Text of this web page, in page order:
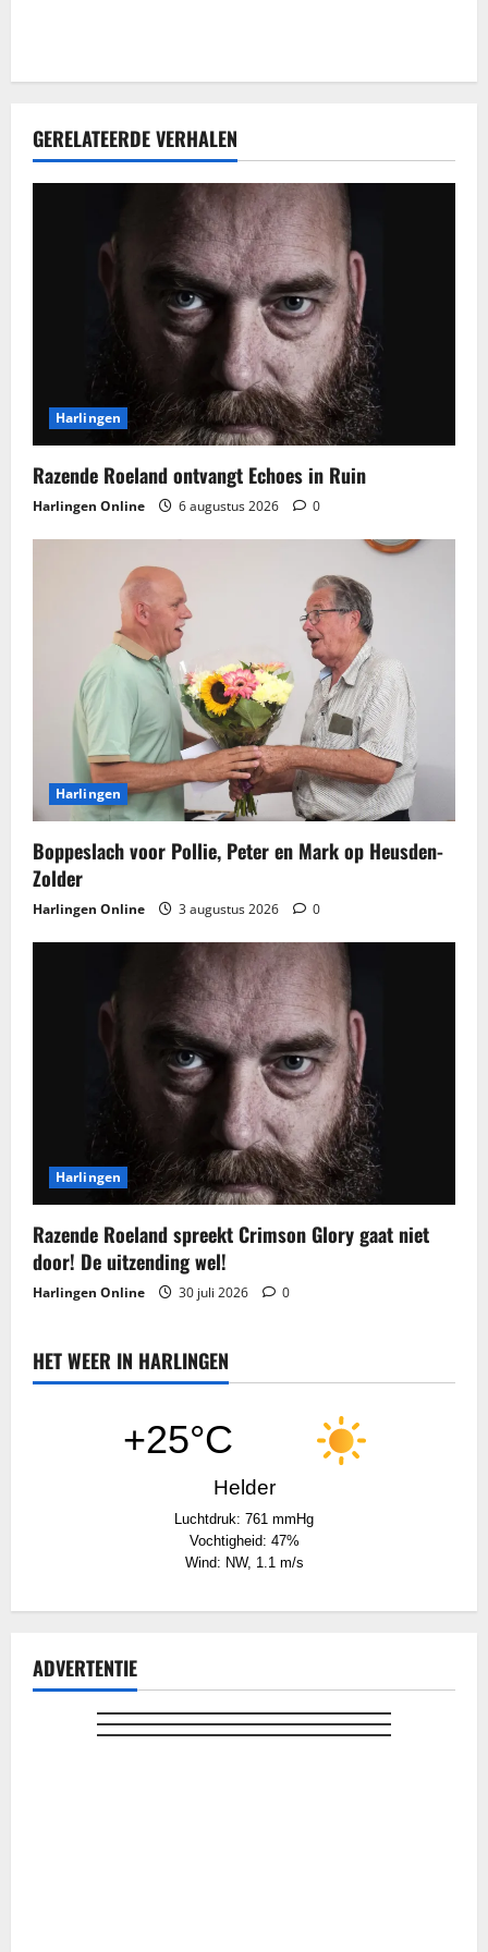
GERELATEERDE VERHALEN
Harlingen
Razende Roeland ontvangt Echoes in Ruin
Harlingen Online 6 augustus 2026 0
Harlingen
Boppeslach voor Pollie, Peter en Mark op Heusden-
Zolder
Harlingen Online 3 augustus 2026 0
Harlingen
Razende Roeland spreekt Crimson Glory gaat niet
door! De uitzending wel!
Harlingen Online 30 juli 2026 0
HET WEER IN HARLINGEN
+25°C
Helder
Luchtdruk: 761 mmHg
Vochtigheid: 47%
Wind: NW, 1.1 m/s
ADVERTENTIE